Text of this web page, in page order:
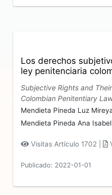
Los derechos
ley penitenciaria
Subjective Rights and
Colombian Penitentiary
Mendieta Pineda Luz
Mendieta Pineda Ana Isabel
Visitas Artículo 1702 |
Publicado: 2022-01-01